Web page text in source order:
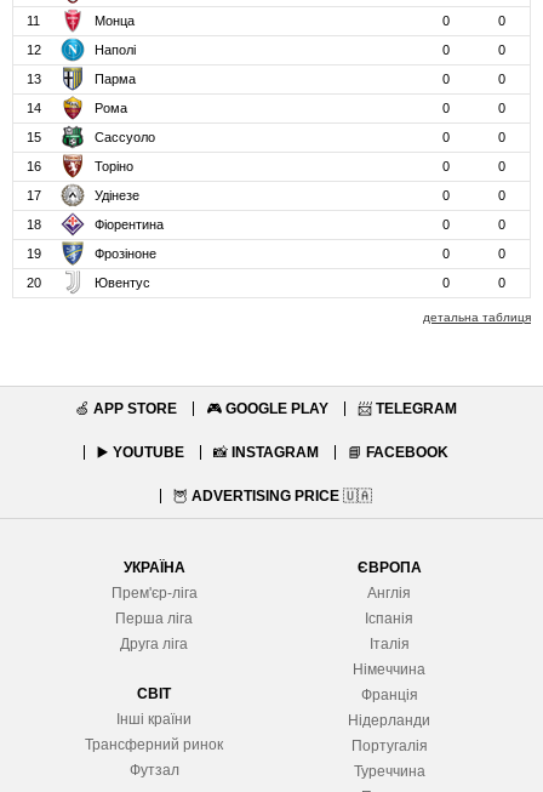
11
Монца 0
0
12
Наполі 0
0
13
Парма 0
0
14
Рома 0
0
15
Сассуоло 0
0
16
Торіно 0
0
17
Удінезе 0
0
18
Фіорентина 0
0
19
Фрозіноне 0
0
20
Ювентус 0 0
детальна таблиця
🍏 APP STORE 🎮 GOOGLE PLAY 📨 TELEGRAM
▶️ YOUTUBE 📸 INSTAGRAM 📘 FACEBOOK
🦉 ADVERTISING PRICE 🇺🇦
УКРАЇНА
Прем'єр-ліга
Перша ліга
Друга ліга
СВІТ
Інші країни
Трансферний ринок
Футзал
ЄВРОПА
Англія
Іспанія
Італія
Німеччина
Франція
Нідерланди
Португалія
Туреччина